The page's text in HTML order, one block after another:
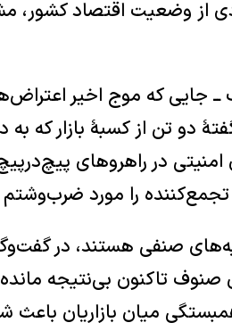
از وضعیت اقتصاد کشور،
ــ جایی که موج اخیر
دو تن از کسبهٔ بازار که
در راهروهای پیچ‌درپیچ
تجمع‌کننده را مورد ضرب‌وشتم
صنفی هستند، در
صنوف تاکنون بی‌نتیجه
میان بازاریان